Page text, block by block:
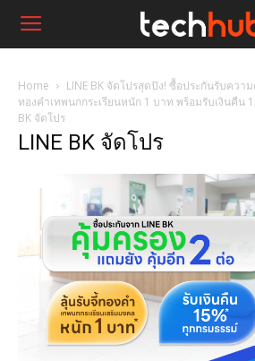
Home
LINE BK จัดโปรสุดปัง! ซื้อประกันรับคว
ทองคำเทพนกกระเรียนหนัก 1 บาท พร้อมรับเงินคืน
BK จัดโปร
LINE BK จัดโปร